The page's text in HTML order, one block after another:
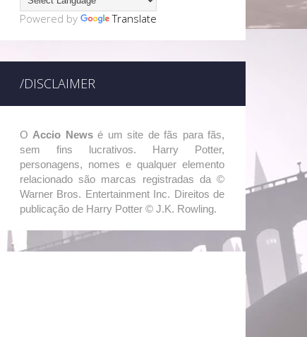
Powered by Translate
/DISCLAIMER
O Accio Newsé um site de fãs para fãs,
sem fins lucrativos. Harry Potter,
personagens, nomes e qualquer elemento
relacionado são marcas registradas da ©
Warner Bros. Entertainment Inc. Direitos de
publicação de Harry Potter © J.K. Rowling.